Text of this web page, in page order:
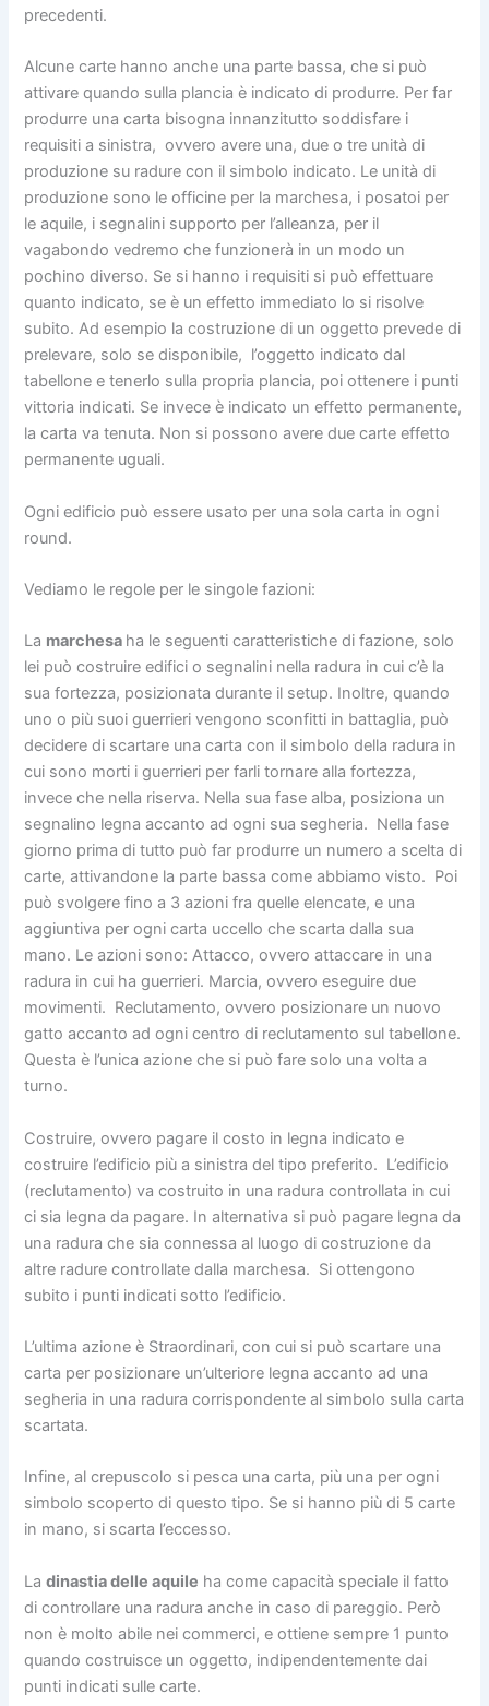
precedenti.
Alcune carte hanno anche una parte bassa, che si può
attivare quando sulla plancia è indicato di produrre. Per far
produrre una carta bisogna innanzitutto soddisfare i
requisiti a sinistra, ovvero avere una, due o tre unità di
produzione su radure con il simbolo indicato. Le unità di
produzione sono le officine per la marchesa, i posatoi per
le aquile, i segnalini supporto per l’alleanza, per il
vagabondo vedremo che funzionerà in un modo un
pochino diverso. Se si hanno i requisiti si può effettuare
quanto indicato, se è un effetto immediato lo si risolve
subito. Ad esempio la costruzione di un oggetto prevede di
prelevare, solo se disponibile, l’oggetto indicato dal
tabellone e tenerlo sulla propria plancia, poi ottenere i punti
vittoria indicati. Se invece è indicato un effetto permanente,
la carta va tenuta. Non si possono avere due carte effetto
permanente uguali.
Ogni edificio può essere usato per una sola carta in ogni
round.
Vediamo le regole per le singole fazioni:
La marchesa ha le seguenti caratteristiche di fazione, solo
lei può costruire edifici o segnalini nella radura in cui c’è la
sua fortezza, posizionata durante il setup. Inoltre, quando
uno o più suoi guerrieri vengono sconfitti in battaglia, può
decidere di scartare una carta con il simbolo della radura in
cui sono morti i guerrieri per farli tornare alla fortezza,
invece che nella riserva. Nella sua fase alba, posiziona un
segnalino legna accanto ad ogni sua segheria. Nella fase
giorno prima di tutto può far produrre un numero a scelta di
carte, attivandone la parte bassa come abbiamo visto. Poi
può svolgere fino a 3 azioni fra quelle elencate, e una
aggiuntiva per ogni carta uccello che scarta dalla sua
mano. Le azioni sono: Attacco, ovvero attaccare in una
radura in cui ha guerrieri. Marcia, ovvero eseguire due
movimenti. Reclutamento, ovvero posizionare un nuovo
gatto accanto ad ogni centro di reclutamento sul tabellone.
Questa è l’unica azione che si può fare solo una volta a
turno.
Costruire, ovvero pagare il costo in legna indicato e
costruire l’edificio più a sinistra del tipo preferito. L’edificio
(reclutamento) va costruito in una radura controllata in cui
ci sia legna da pagare. In alternativa si può pagare legna da
una radura che sia connessa al luogo di costruzione da
altre radure controllate dalla marchesa. Si ottengono
subito i punti indicati sotto l’edificio.
L’ultima azione è Straordinari, con cui si può scartare una
carta per posizionare un’ulteriore legna accanto ad una
segheria in una radura corrispondente al simbolo sulla carta
scartata.
Infine, al crepuscolo si pesca una carta, più una per ogni
simbolo scoperto di questo tipo. Se si hanno più di 5 carte
in mano, si scarta l’eccesso.
Ladinastia delle aquile ha come capacità speciale il fatto
di controllare una radura anche in caso di pareggio. Però
non è molto abile nei commerci, e ottiene sempre 1 punto
quando costruisce un oggetto, indipendentemente dai
punti indicati sulle carte.